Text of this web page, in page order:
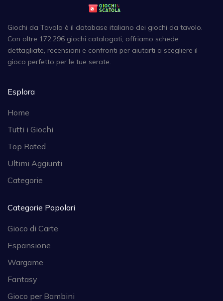
Giochi da Tavolo è il database italiano dei giochi da tavolo.
Con oltre 172,296 giochi catalogati, offriamo schede
dettagliate, recensioni e confronti per aiutarti a scegliere il
gioco perfetto per le tue serate.
Esplora
Home
Tutti i Giochi
Top Rated
Ultimi Aggiunti
Categorie
Categorie Popolari
Gioco di Carte
Espansione
Wargame
Fantasy
Gioco per Bambini